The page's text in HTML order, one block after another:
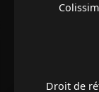
Droit de